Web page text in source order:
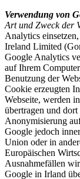
Verwendung von
Art und Zweck der
Analytics
Ireland Limited
Google Analytics
auf Ihrem
Benutzung der
Cookie erzeugten
Webseite, werden
übertragen und
Anonymisierung
Google jedoch
Union oder in
Europäischen
Ausnahmefällen
Google in Irland